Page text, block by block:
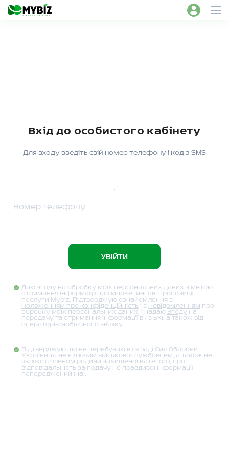
Вхід до особистого кабінету
Для входу введіть свій номер телефону і код з SMS
'
Номер телефону
УВІЙТИ
Даю згоду на обробку моїх персональних даних з метою
отримання інформації про маркетингові пропозиції,
послуги Mybiz. Підтверджую ознайомлення з
Положенням про конфіденційність і з Повідомленням про
обробку моїх персональних даних, і надаю Згоду на
передачу та отримання інформації в / з БКІ, а також від
операторів мобільного зв'язку.
Підтверджую що не перебуваю в складі Сил Оборони
України та не є діючим військовослужбовцем, а також не
являюсь членом родини захищеної категорії, про
відповідальність за подачу не правдивої інформації
попереджений (на).